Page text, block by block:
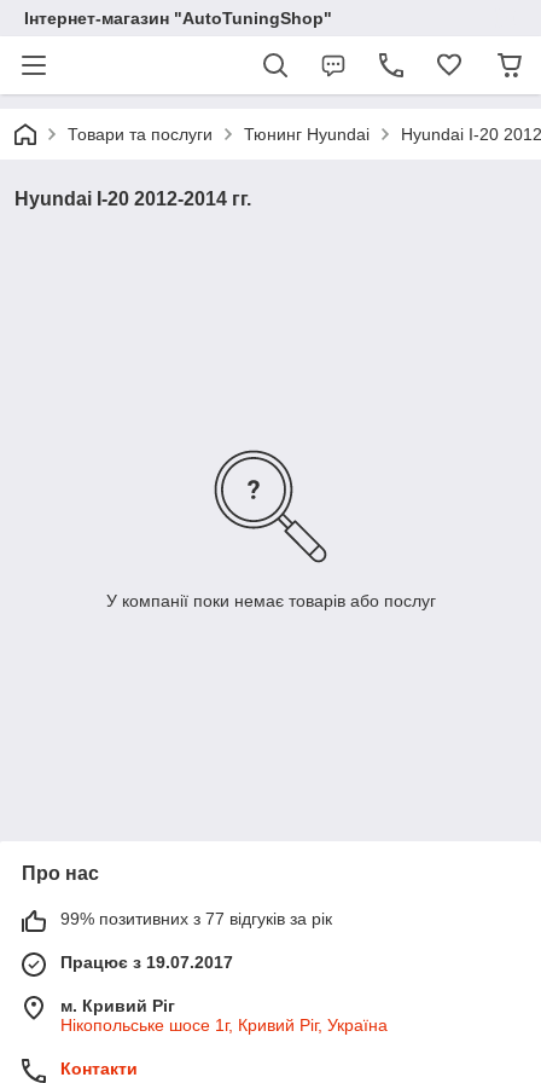
Інтернет-магазин "AutoTuningShop"
Товари та послуги Тюнинг Hyundai Hyundai I-20
Hyundai I-20 2012-2014 гг.
У компанії поки немає товарів або послуг
Про нас
99% позитивних з 77 відгуків за рік
Працює з 19.07.2017
м. Кривий Ріг
Нікопольське шосе 1г, Кривий Ріг, Україна
Контакти